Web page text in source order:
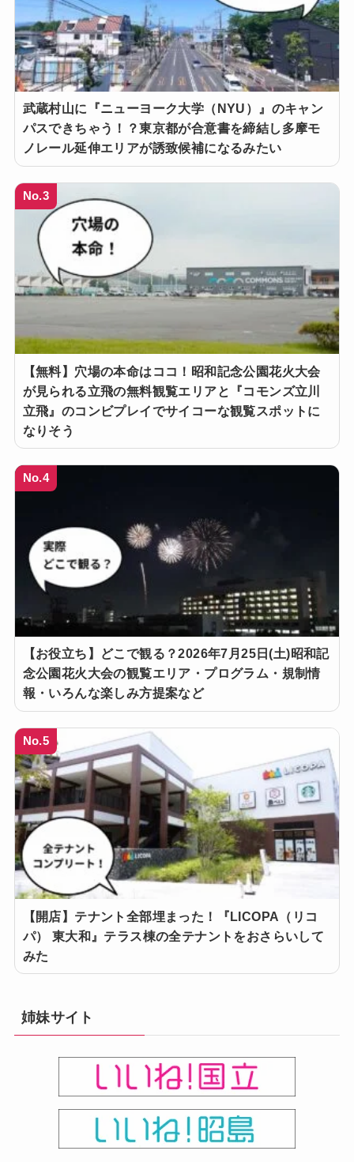
武蔵村山に『ニューヨーク大学（NYU）』のキャン
パスできちゃう！？東京都が合意書を締結し多摩モ
ノレール延伸エリアが誘致候補になるみたい
No.3
【無料】穴場の本命はココ！昭和記念公園花火大会
が見られる立飛の無料観覧エリアと『コモンズ立川
立飛』のコンビプレイでサイコーな観覧スポットに
なりそう
No.4
【お役立ち】どこで観る？2026年7月25日(土)昭和記
念公園花火大会の観覧エリア・プログラム・規制情
報・いろんな楽しみ方提案など
No.5
【開店】テナント全部埋まった！『LICOPA（リコ
パ） 東大和』テラス棟の全テナントをおさらいして
みた
姉妹サイト